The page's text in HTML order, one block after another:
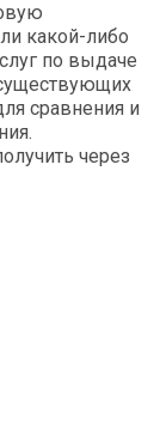
какой-либо
по выдаче
сравнения и
через